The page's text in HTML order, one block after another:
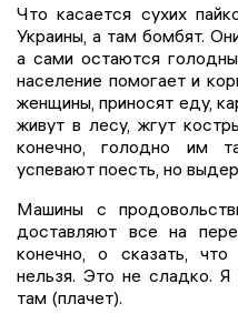
Что касается сухих
Украины, а там бомбят.
а сами остаются
население помогает и
женщины, приносят еду,
живут в лесу, жгут
конечно, голодно им
успевают поесть, но
Машины с
доставляют все на
конечно, о сказать,
нельзя. Это не сладко.
там (плачет).